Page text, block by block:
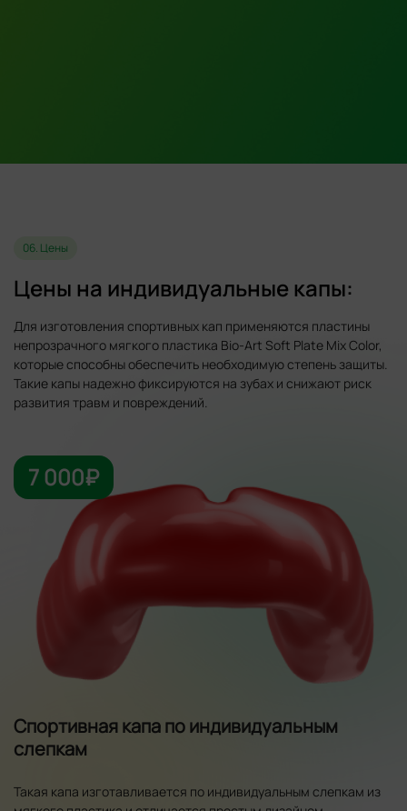
06. Цены
Цены на индивидуальные капы:
Для изготовления спортивных кап применяются пластины
непрозрачного мягкого пластика Bio-Art Soft Plate Mix Color,
которые способны обеспечить необходимую степень защиты.
Такие капы надежно фиксируются на зубах и снижают риск
развития травм и повреждений.
7 000₽
Спортивная капа по индивидуальным
слепкам
Такая капа изготавливается по индивидуальным слепкам из